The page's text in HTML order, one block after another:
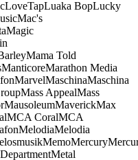
LoveTapLuaka BopLucky
Mac's
Magic
Mama Told
ManticoreMarathon Media
MarvelMaschinaMaschina
Mass AppealMass
MausoleumMaverickMax
MCA CoralMCA
MelodiaMelodia
MemoMercury
Metal